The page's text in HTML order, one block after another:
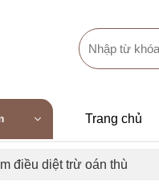
Search
for:
Trang chủ
điều diệt trừ oán thù